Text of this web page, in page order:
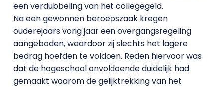
een verdubbeling van het collegegeld.
Na een gewonnen beroepszaak kregen
ouderejaars vorig jaar een overgangsregeling
aangeboden, waardoor zij slechts het lagere
bedrag hoefden te voldoen. Reden hiervoor was
dat de hogeschool onvoldoende duidelijk had
gemaakt waarom de gelijktrekking van het